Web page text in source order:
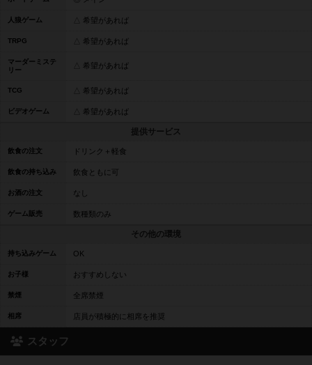
人狼ゲーム △ 希望があれば
TRPG △ 希望があれば
マーダーミステ
リー
△ 希望があれば
TCG △ 希望があれば
ビデオゲーム △ 希望があれば
提供サービス
飲食の注文 ドリンク＋軽食
飲食の持ち込み 飲食ともに可
お酒の注文 なし
ゲーム販売 数種類のみ
その他の環境
持ち込みゲーム OK
お子様 おすすめしない
禁煙 全席禁煙
相席 店員が積極的に相席を推奨
スタッフ